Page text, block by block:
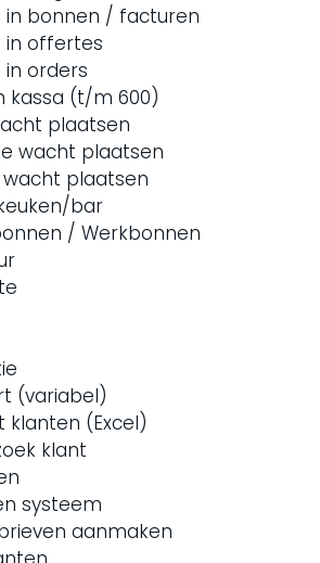
in bonnen / facturen
in offertes
in orders
kassa (t/m 600)
plaatsen
wacht plaatsen
plaatsen
bar
/ Werkbonnen
(variabel)
klanten (Excel)
klant
systeem
aanmaken